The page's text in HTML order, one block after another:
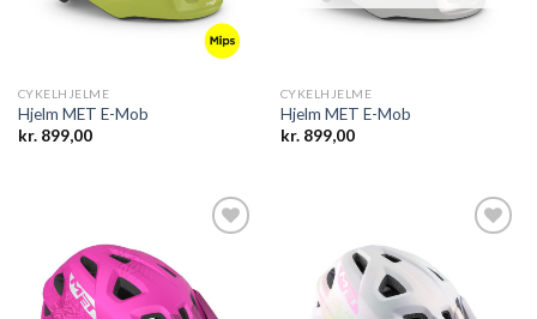
CYKELHJELME
Hjelm MET E-Mob
kr.899,00
CYKELHJELME
Hjelm MET E-Mob
kr.899,00
Add to
wishlist
wishlist